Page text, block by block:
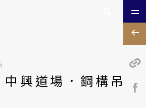
興道場．鋼構吊